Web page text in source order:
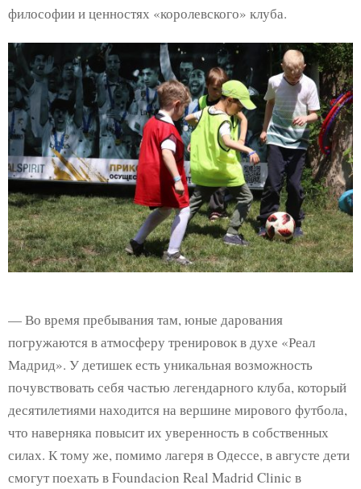
философии и ценностях «королевского» клуба.
— Во время пребывания там, юные дарования
погружаются в атмосферу тренировок в духе «Реал
Мадрид». У детишек есть уникальная возможность
почувствовать себя частью легендарного клуба, который
десятилетиями находится на вершине мирового футбола,
что наверняка повысит их уверенность в собственных
силах. К тому же, помимо лагеря в Одессе, в августе дети
смогут поехать в Foundacion Real Madrid Clinic в